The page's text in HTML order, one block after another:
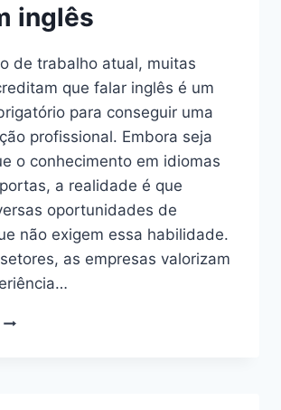
inglês
de trabalho atual, muitas
que falar inglês é um
para conseguir uma
profissional. Embora seja
o conhecimento em idiomas
a realidade é que
oportunidades de
não exigem essa habilidade.
as empresas valorizam
EMPREGOS